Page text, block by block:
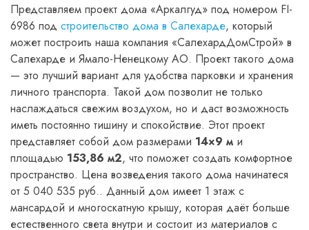
Представляем проект дома «Аркалгуд» под номером FI-
6986 под строительство дома в Салехарде, который
может построить наша компания «СалехардДомСтрой» в
Салехарде и Ямало-Ненецкому АО. Проект такого дома
— это лучший вариант для удобства парковки и хранения
личного транспорта. Такой дом позволит не только
наслаждаться свежим воздухом, но и даст возможность
иметь постоянно тишину и спокойствие. Этот проект
представляет собой дом размерами 14×9 м и
площадью 153,86 м2, что поможет создать комфортное
пространство. Цена возведения такого дома начинатеся
от 5 040 535 руб.. Данный дом имеет 1 этаж с
мансардой и многоскатную крышу, которая даёт больше
естественного света внутри и состоит из материалов с